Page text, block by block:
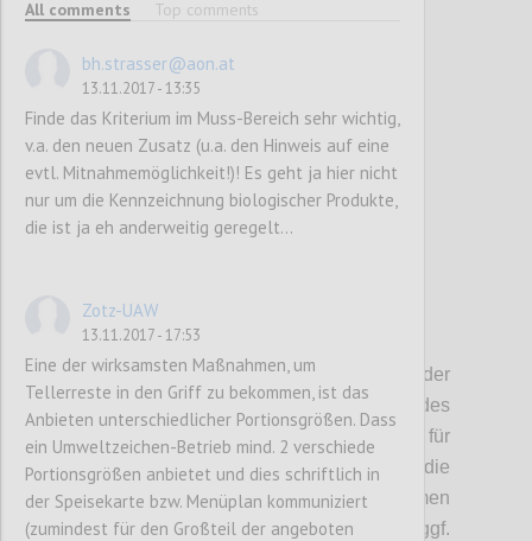
und Freizeitwirtschaft (UZ 200)
P2
Hier stehen dieVorschläge
bzgl. der
überarbeiteten (MUSS-)Kriterien
des
Österreichischen Umweltzeichens für
Tourismus zur Diskussion.Bitte die
Änderungsvorschläge bewerten (mit „Daumen
hoch“ bzw. „Daumen runter“) und diese ggf.
All comments Top comments
bh.strasser@aon.at
13.11.2017 - 13:35
Finde das Kriterium im Muss-Bereich sehr wichtig,
v.a. den neuen Zusatz (u.a. den Hinweis auf eine
evtl. Mitnahmemöglichkeit!)! Es geht ja hier nicht
nur um die Kennzeichnung biologischer Produkte,
die ist ja eh anderweitig geregelt...
Zotz-UAW
13.11.2017 - 17:53
Eine der wirksamsten Maßnahmen, um
Tellerreste in den Griff zu bekommen, ist das
Anbieten unterschiedlicher Portionsgrößen. Dass
ein Umweltzeichen-Betrieb mind. 2 verschiede
Portionsgrößen anbietet und dies schriftlich in
der Speisekarte bzw. Menüplan kommuniziert
(zumindest für den Großteil der angeboten